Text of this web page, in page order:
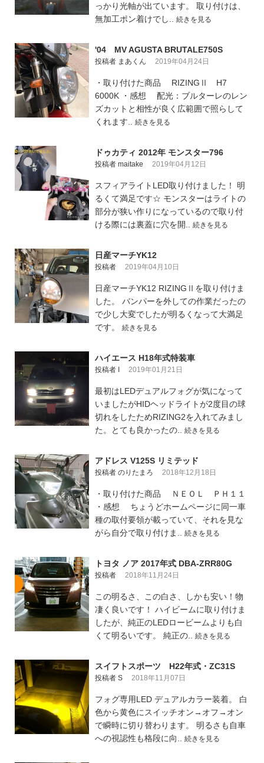
っかり光軸が出ています。 取り付けは、
無加工ポン着けでし.. 続きを見る
'04 MV AGUSTA BRUTALE750S
投稿者 まあくん 2019年04月24日
・取り付けた商品 RIZINGⅡ H7
6000K ・感想 配光：ブルターレのレン
ズカットと相性が良く広範囲で照らして
くれます.. 続きを見る
ドゥカティ 2012年 モンスター796
投稿者 maitake 2019年04月12日
スフィアライトLED取り付けました！ 明
るくて満足です☆ モンスターはライトの
部分が狭い作りになっているので取り付
ける際には裏蓋に穴を開.. 続きを見る
日産マーチYK12
投稿者 2019年04月10日
日産マーチYK12 RIZINGⅡを取り付けま
した。 バンパーを外しての作業だったの
で少し大変でしたが明るくなって大満足
です。 続きを見る
ハイエース H18年式特装車
投稿者 I 2019年01月21日
最初はLEDデュアルフォグが気になって
いましたがHIDヘッドライトが2度目の球
切れをしたためRIZING2を入れてみまし
た。とても良かったの.. 続きを見る
アドレス V125S リミテッド
投稿者 のりたまろ 2018年12月18日
・取り付けた商品 ＮＥＯＬ ＰＨ１１
・感想 ちょうどホームページに同一車
種の取付要領が載っていて、それを見な
がら自分で取り付けま.. 続きを見る
トヨタ ノア 2017年式 DBA-ZRR80G
投稿者 2018年11月24日
この明るさ、この白さ、しかも安い！物
凄く良いです！ ハイビームに取り付けま
したが、純正のLEDロービームよりも白
くて明るいです。 純正の.. 続きを見る
スイフトスポーツ H22年式・ZC31S
投稿者 S 2018年11月07日
フォグ専用LED デュアルカラー装着。 白
色から黄色にスイッチオン→オフ→オン
で瞬時に切り替わります。 明るさも自車
への視認性も格段に向.. 続きを見る